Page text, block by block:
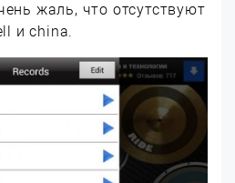
жаль, что отсутствуют
и china.